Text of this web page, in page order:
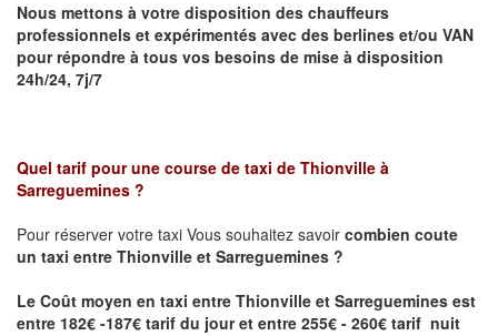
Nous mettons à votre disposition des chauffeurs
professionnels et expérimentés avec des berlines et/ou VAN
pour répondre à tous vos besoins de mise à disposition
24h/24, 7j/7
Quel tarif pour une course de taxi de Thionville à
Sarreguemines ?
Pour réserver votre taxi Vous souhaitez savoir combien coute
un taxi entre Thionville et Sarreguemines ?
Le Coût moyen en taxi entre Thionville et Sarreguemines est
entre 182€ -187€ tarif du jour et entre 255€ - 260€ tarif nuit